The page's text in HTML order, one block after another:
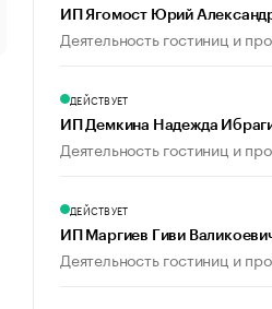
ИП Ягомост Юрий
Деятельность гостиниц и
ДЕЙСТВУЕТ
ИП Демкина Надежда
Деятельность гостиниц и
ДЕЙСТВУЕТ
ИП Маргиев Гиви
Деятельность гостиниц и